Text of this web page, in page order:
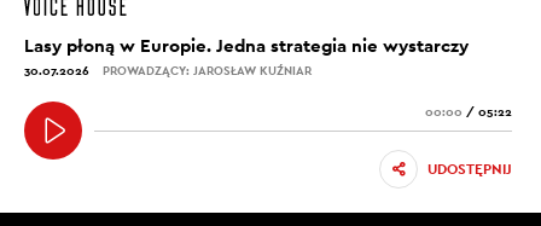
Lasy płoną w Europie. Jedna strategia nie wystarczy
30.07.2026 PROWADZĄCY: JAROSŁAW KUŹNIAR
00:00 / 05:22
UDOSTĘPNIJ